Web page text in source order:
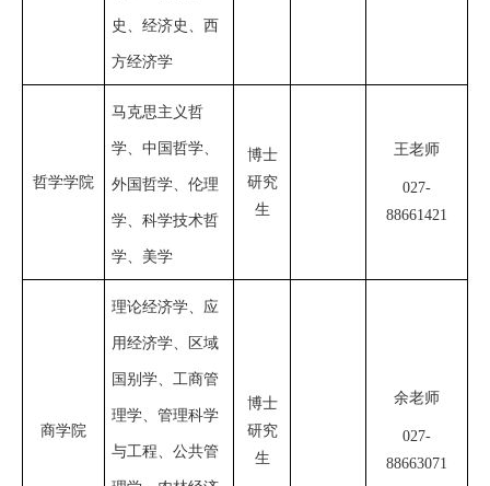
史、经济史、西
方经济学
哲学学院
马克思主义哲
学、中国哲学、
外国哲学、伦理
学、科学技术哲
学、美学
博士
研究
生
王老师
027-
88661421
商学院
理论经济学、应
用经济学、区域
国别学、工商管
理学、管理科学
与工程、公共管
博士
研究
生
余老师
027-
88663071